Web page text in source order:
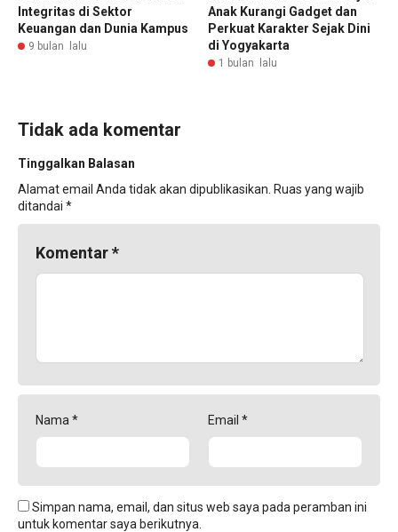
Integritas di Sektor
Keuangan dan Dunia Kampus
9 bulan lalu
Anak Kurangi Gadget dan
Perkuat Karakter Sejak Dini
di Yogyakarta
1 bulan lalu
Tidak ada komentar
Tinggalkan Balasan
Alamat email Anda tidak akan dipublikasikan. Ruas yang wajib
ditandai *
Komentar*
Nama * Email *
Simpan nama, email, dan situs web saya pada peramban ini
untuk komentar saya berikutnya.